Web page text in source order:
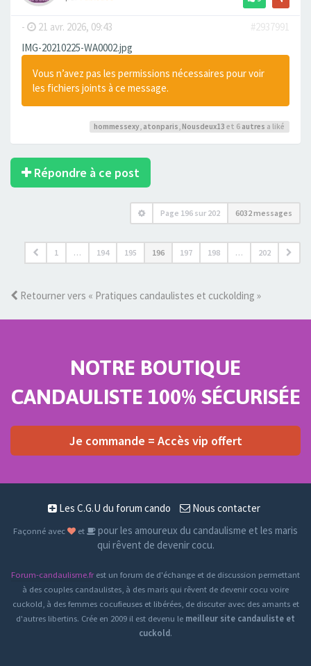
- 21 avr. 2026, 09:43
#2937991
IMG-20210225-WA0002.jpg
Vous n’avez pas les permissions nécessaires pour voir
les fichiers joints à ce message.
hommessexy atonparis Nousdeux13 et 6 autres a liké
Répondre à ce post
Page 196 sur 202 6032 messages
1 … 194 195 196 197 198 … 202
Retourner vers « Pratiques candaulistes et cuckolding »
NOTRE BOUTIQUE
CANDAULISTE 100% SÉCURISÉE
Je commande = Accès vip offert
Les C.G.U du forum cando Nous contacter
Façonné avec et
pour les amoureux du candaulisme et les maris
qui rêvent de devenir cocu.
Forum-candaulisme.frest un forum de d'échange et de discussion permettant
à des couples candaulistes, à des maris qui rêvent de devenir cocu voire
cuckold, à des femmes cocufieuses et libérées, de discuter avec des amants et
d'autres libertins. Crée en 2009 il est devenu le meilleur site candauliste et
cuckold.